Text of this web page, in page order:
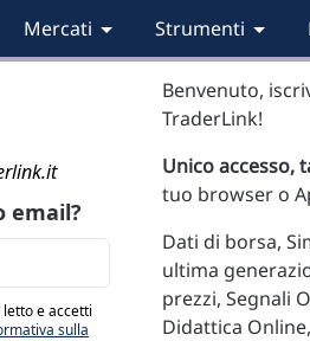
Mercati Strumenti
Benvenuto,
TraderLink!
Unico accesso,
tuo browser o
Dati di borsa,
ultima
prezzi, Segnali
Didattica